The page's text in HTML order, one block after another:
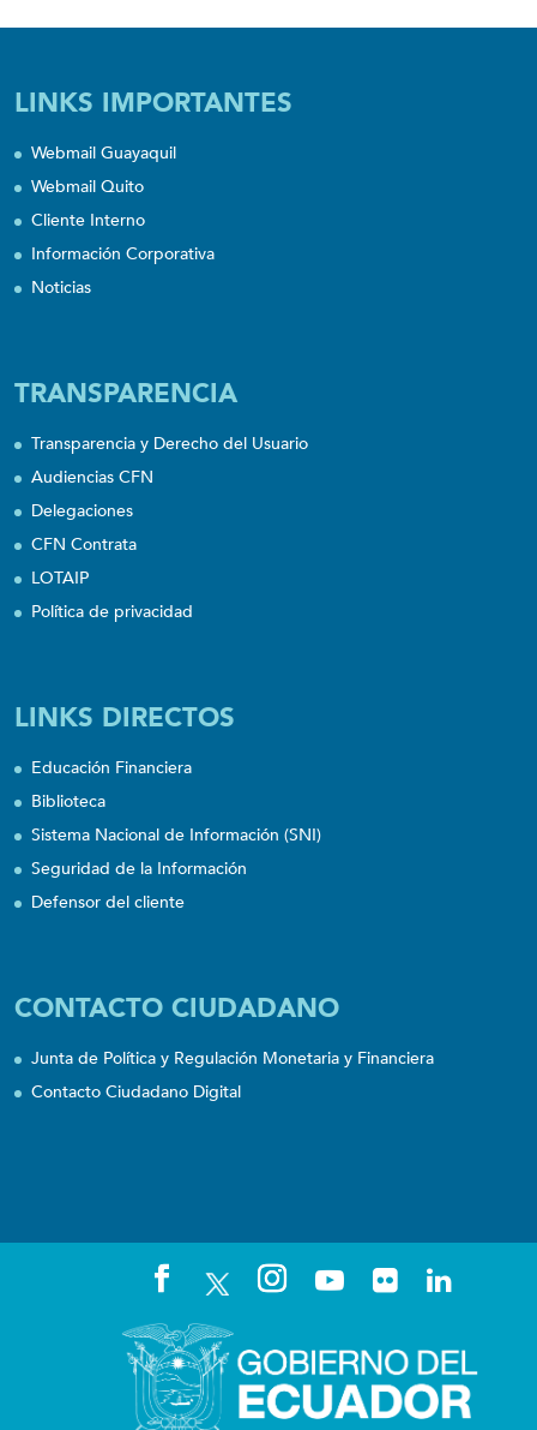
LINKS IMPORTANTES
Webmail Guayaquil
Webmail Quito
Cliente Interno
Información Corporativa
Noticias
TRANSPARENCIA
Transparencia y Derecho del Usuario
Audiencias CFN
Delegaciones
CFN Contrata
LOTAIP
Política de privacidad
LINKS DIRECTOS
Educación Financiera
Biblioteca
Sistema Nacional de Información (SNI)
Seguridad de la Información
Defensor del cliente
CONTACTO CIUDADANO
Junta de Política y Regulación Monetaria y Financiera
Contacto Ciudadano Digital